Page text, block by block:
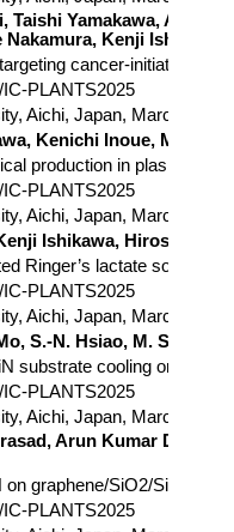
先
老町
ンプレックス4F
u.ac.jp